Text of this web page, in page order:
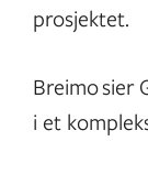
prosjektet.
Breimo sier
i et